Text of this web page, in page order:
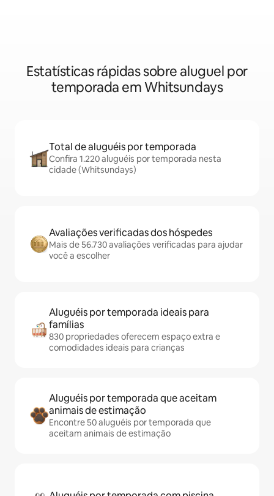
Estatísticas rápidas sobre aluguel por
temporada em Whitsundays
Total de aluguéis por temporada
Confira 1.220 aluguéis por temporada nesta
cidade (Whitsundays)
Avaliações verificadas dos hóspedes
Mais de 56.730 avaliações verificadas para ajudar
você a escolher
Aluguéis por temporada ideais para
famílias
830 propriedades oferecem espaço extra e
comodidades ideais para crianças
Aluguéis por temporada que aceitam
animais de estimação
Encontre 50 aluguéis por temporada que
aceitam animais de estimação